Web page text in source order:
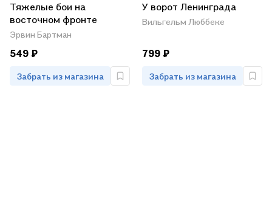
Тяжелые бои на
восточном фронте
Эрвин Бартман
549 ₽
Забрать из магазина
У ворот Ленинграда
Вильгельм Люббеке
799 ₽
Забрать из магазина